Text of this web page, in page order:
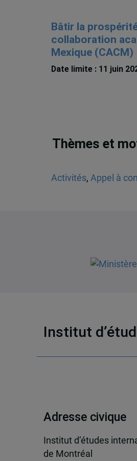
Bâtir la
collaboration
Mexique (CACM)
Date limite : 11 juin
Thèmes et
Activités, Appel à
Institut
Adresse civique
Institut d’études
de Montréal